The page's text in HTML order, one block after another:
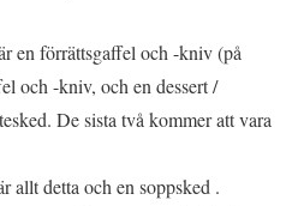
en förrättsgaffel och -kniv (på
och -kniv, och en dessert /
De sista två kommer att vara
allt detta och en soppsked .